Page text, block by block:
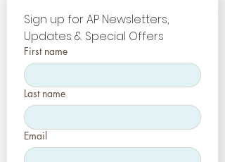
Sign up for AP Newsletters,
Updates & Special Offers
First name
Last name
Email